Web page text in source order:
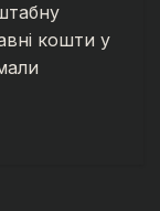
кошти у